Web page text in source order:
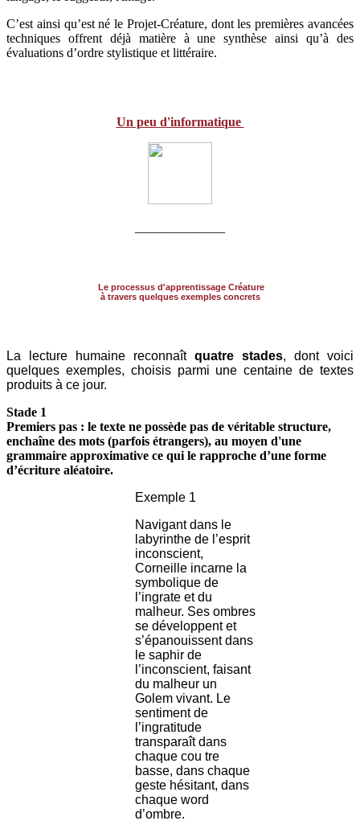
C’est ainsi qu’est né le Projet-Créature, dont les premières avancées
techniques offrent déjà matière à une synthèse ainsi qu’à des
évaluations d’ordre stylistique et littéraire.
Un peu d'informatique
Le processus d'apprentissage Créature
à travers quelques exemples concrets
La lecture humaine reconnaît quatre stades, dont voici
quelques exemples, choisis parmi une centaine de textes
produits à ce jour.
Stade 1
Premiers pas : le texte ne possède pas de véritable structure,
enchaîne des mots (parfois étrangers), au moyen d'une
grammaire approximative ce qui le rapproche d’une forme
d’écriture aléatoire.
Exemple 1
Navigant dans le
labyrinthe de l’esprit
inconscient,
Corneille incarne la
symbolique de
l’ingrate et du
malheur. Ses ombres
se développent et
s’épanouissent dans
le saphir de
l’inconscient, faisant
du malheur un
Golem vivant. Le
sentiment de
l’ingratitude
transparaît dans
chaque cou tre
basse, dans chaque
geste hésitant, dans
chaque word
d’ombre.